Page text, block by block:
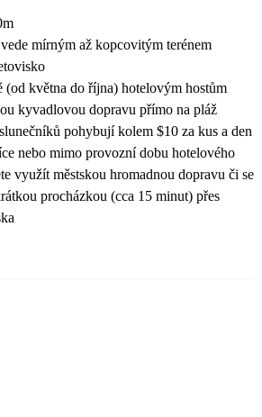
mírným až kopcovitým terénem
(od května do října) hotelovým hostům
kyvadlovou dopravu přímo na pláž
pohybují kolem $10 za kus a den
nebo mimo provozní dobu hotelového
využít městskou hromadnou dopravu či se
procházkou (cca 15 minut) přes